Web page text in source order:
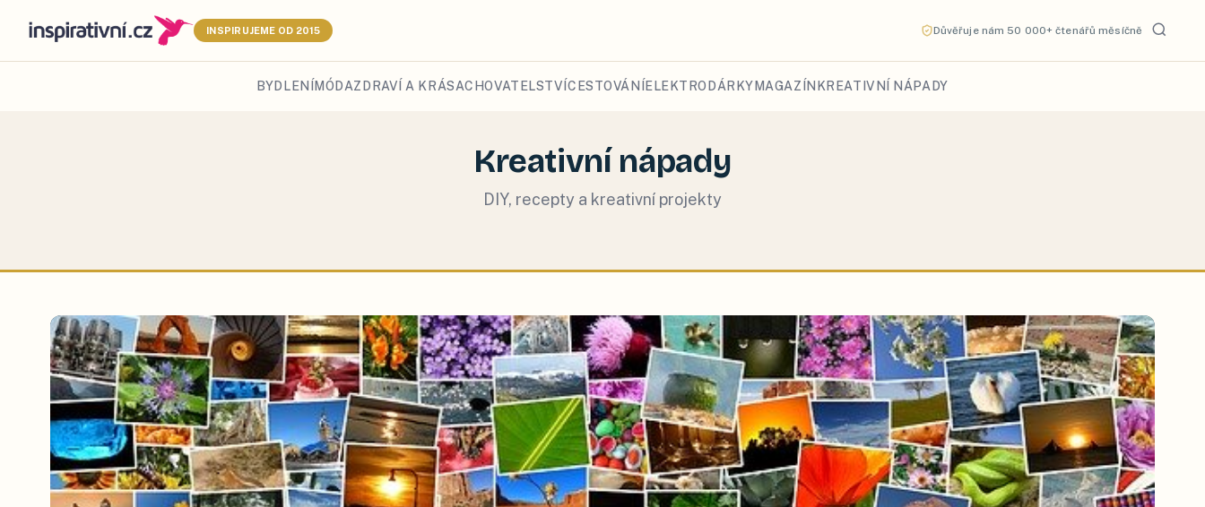
INSPIRUJEME OD 2015 Důvěřuje nám 50 000+ čtenářů měsíčně
BYDLENÍ MÓDAZDRAVÍ A KRÁSACHOVATELSTVÍCESTOVÁNÍ ELEKTRO DÁRKY MAGAZÍN KREATIVNÍ NÁPADY
Kreativní nápady
DIY, recepty a kreativní projekty